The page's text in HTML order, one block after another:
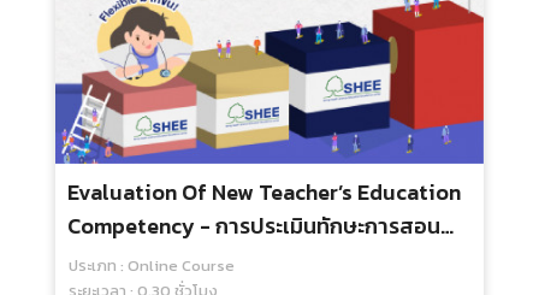
Evaluation Of New Teacher’s Education
Competency - การประเมินทักษะการสอน
และเจตคติความเป็นครู
ประเภท : Online Course